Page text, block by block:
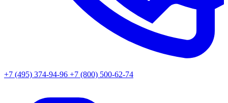
+7 (495) 374-94-96 +7 (800) 500-62-74